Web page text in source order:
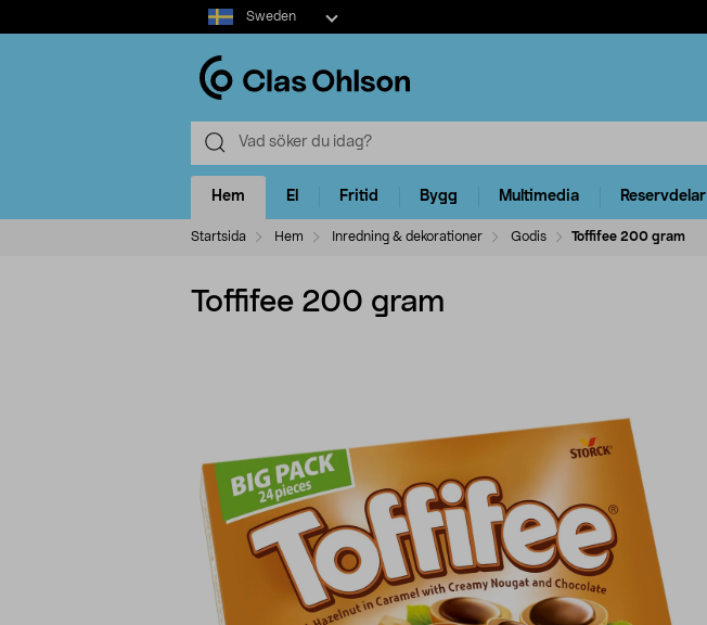
Select
market
Sweden
Hem El Fritid Bygg Multimedia Reservdelar
Startsida Hem Inredning & dekorationer Godis Toffifee 200 gram
Toffifee 200 gram